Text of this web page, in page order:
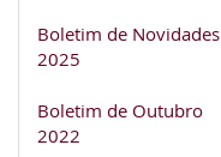
Boletim de Novidades
2025
Boletim de Outubro
2022